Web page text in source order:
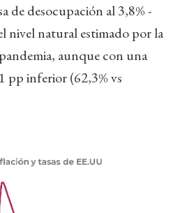
de desocupación al 3,8% -
nivel natural estimado por la
aunque con una
pp inferior (62,3% vs